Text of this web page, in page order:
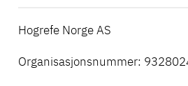
Hogrefe Norge AS
Organisasjonsnummer: